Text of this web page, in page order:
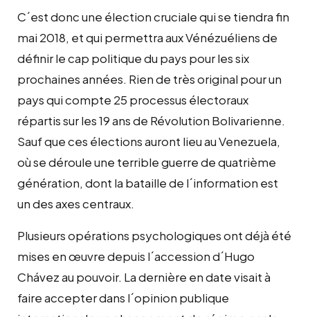
C´est donc une élection cruciale qui se tiendra fin
mai 2018, et qui permettra aux Vénézuéliens de
définir le cap politique du pays pour les six
prochaines années. Rien de très original pour un
pays qui compte 25 processus électoraux
répartis sur les 19 ans de Révolution Bolivarienne.
Sauf que ces élections auront lieu au Venezuela,
où se déroule une terrible guerre de quatrième
génération, dont la bataille de l´information est
un des axes centraux.
Plusieurs opérations psychologiques ont déjà été
mises en œuvre depuis l´accession d´Hugo
Chávez au pouvoir. La dernière en date visait à
faire accepter dans l´opinion publique